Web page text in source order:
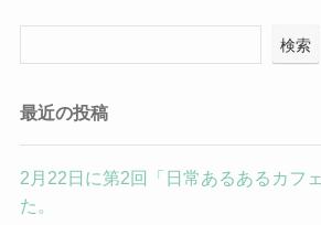
検索
最近の投稿
2月22日に第2回「日常あるあるカフ
た。